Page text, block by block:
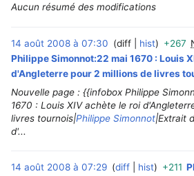
Aucun résumé des modifications
14 août 2008 à 07:30 diff hist +267
Philippe Simonnot:22 mai 1670 : Louis
d'Angleterre pour 2 millions de livres
Nouvelle page : {{infobox Philippe
1670 : Louis XIV achète le roi
livres tournois|Philippe Simonnot|Extrait
d'...
14 août 2008 à 07:29 diff hist +211